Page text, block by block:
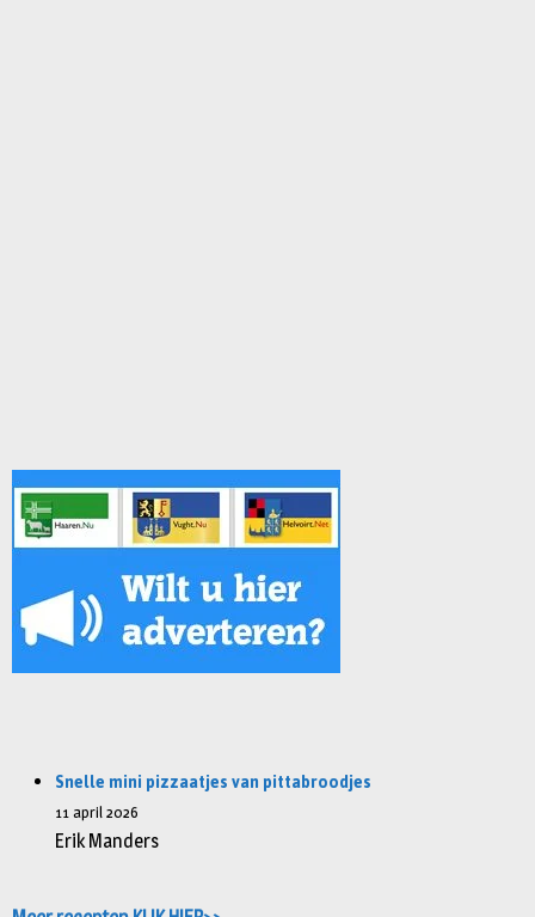
Snelle mini pizzaatjes van pittabroodjes
11 april 2026
Erik Manders